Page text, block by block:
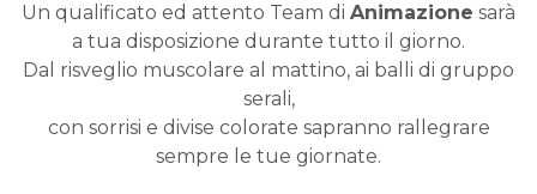
Un qualificato ed attento Team di Animazione sarà
a tua disposizione durante tutto il giorno.
Dal risveglio muscolare al mattino, ai balli di gruppo
serali,
con sorrisi e divise colorate sapranno rallegrare
sempre le tue giornate.